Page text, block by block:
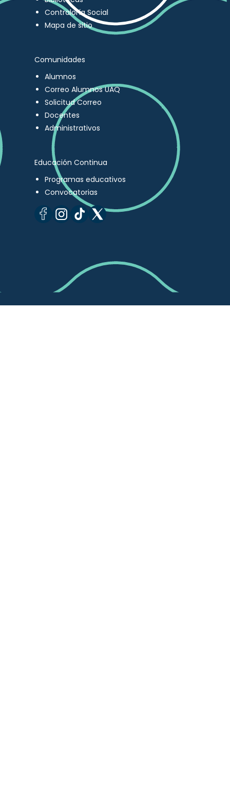
Contraloría Social
Mapa de sitio
Comunidades
Alumnos
Correo Alumnos UAQ
Solicitud Correo
Docentes
Administrativos
Educación Continua
Programas educativos
Convocatorias